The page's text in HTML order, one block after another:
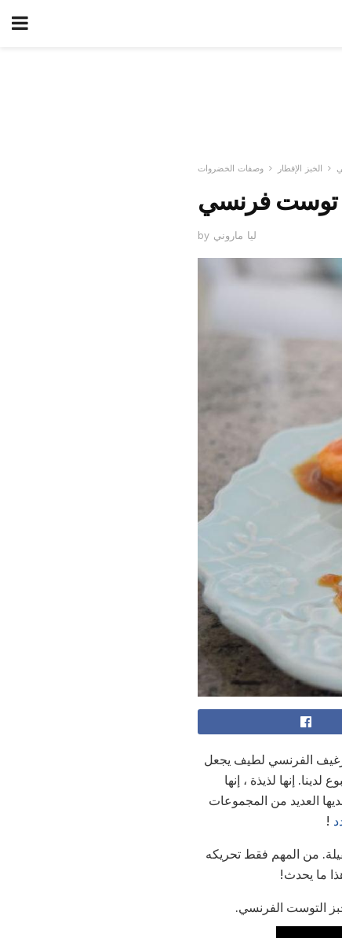
الخبز الإفطار وصفات الخضروات
توست فرنسي
by ليا ماروني
الفرنسي لطيف يجعل
إنها لذيذة ، إنها
العديد من المجموعات
!
من المهم فقط تحريكه
ما يحدث!
التوست الفرنسي.